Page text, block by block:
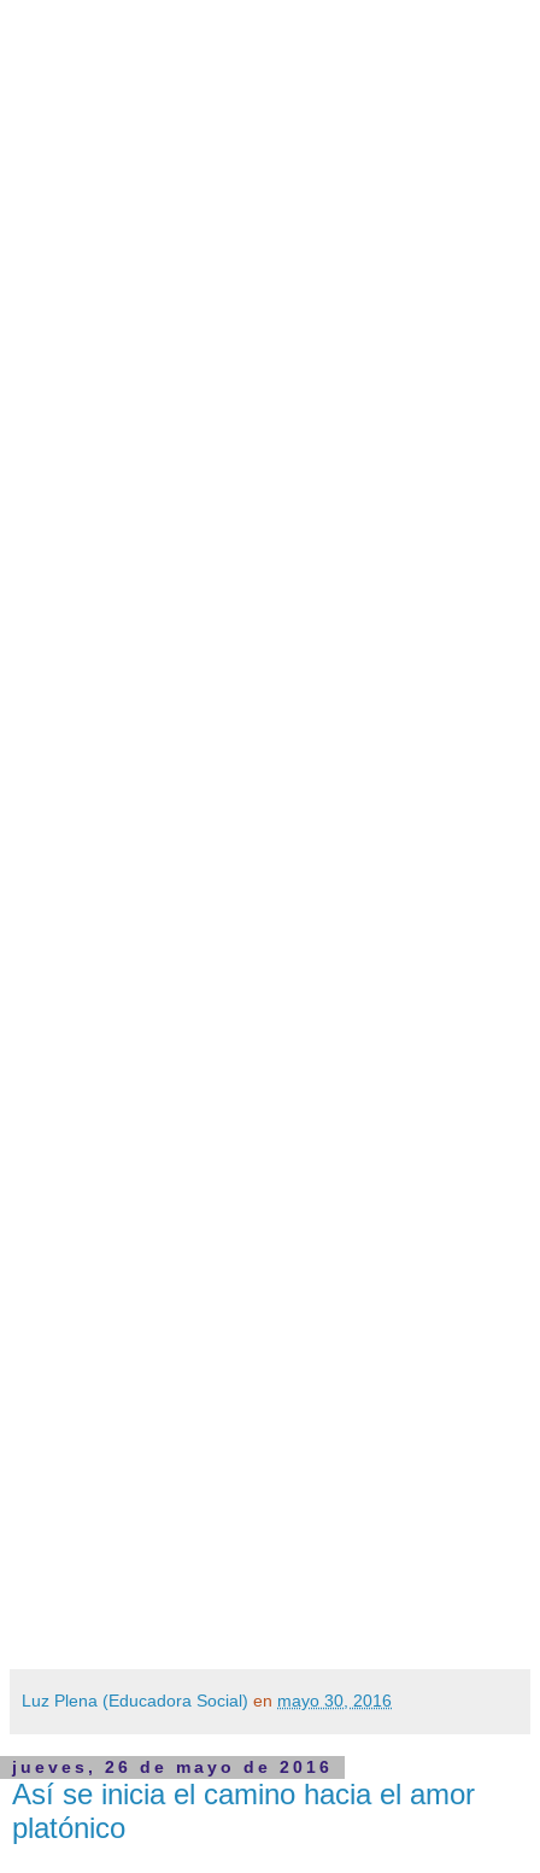
Luz Plena (Educadora Social) en mayo 30, 2016
jueves, 26 de mayo de 2016
Así se inicia el camino hacia el amor
platónico